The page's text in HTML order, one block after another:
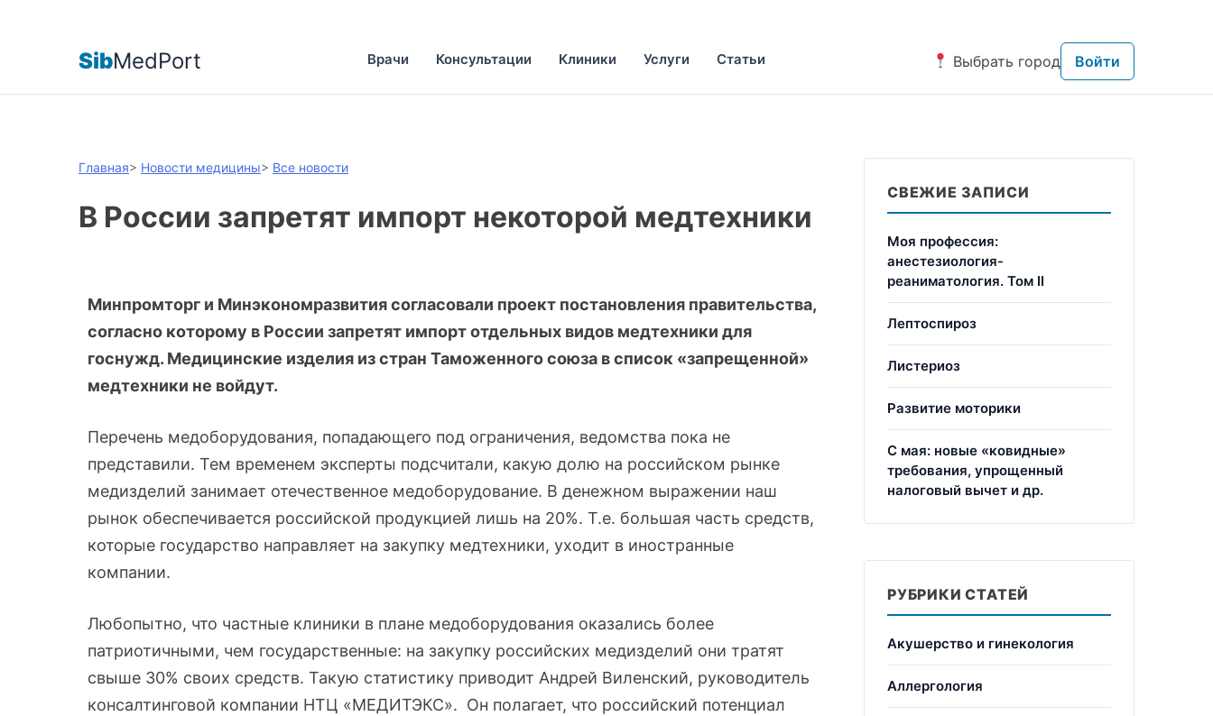
SibMedPort Врачи Консультации Клиники Услуги Статьи Выбрать город Войти
Главная> Новости медицины> Все новости
В России запретят импорт некоторой медтехники
Минпромторг и Минэкономразвития согласовали проект постановления правительства,
согласно которому в России запретят импорт отдельных видов медтехники для
госнужд. Медицинские изделия из стран Таможенного союза в список «запрещенной»
медтехники не войдут.
Перечень медоборудования, попадающего под ограничения, ведомства пока не
представили. Тем временем эксперты подсчитали, какую долю на российском рынке
медизделий занимает отечественное медоборудование. В денежном выражении наш
рынок обеспечивается российской продукцией лишь на 20%. Т.е. большая часть средств,
которые государство направляет на закупку медтехники, уходит в иностранные
компании.
Любопытно, что частные клиники в плане медоборудования оказались более
патриотичными, чем государственные: на закупку российских медизделий они тратят
свыше 30% своих средств. Такую статистику приводит Андрей Виленский, руководитель
консалтинговой компании НТЦ «МЕДИТЭКС». Он полагает, что российский потенциал
СВЕЖИЕ ЗАПИСИ
Моя профессия:
анестезиология-
реаниматология. Том II
Лептоспироз
Листериоз
Развитие моторики
С мая: новые «ковидные»
требования, упрощенный
налоговый вычет и др.
РУБРИКИ СТАТЕЙ
Акушерство и гинекология
Аллергология